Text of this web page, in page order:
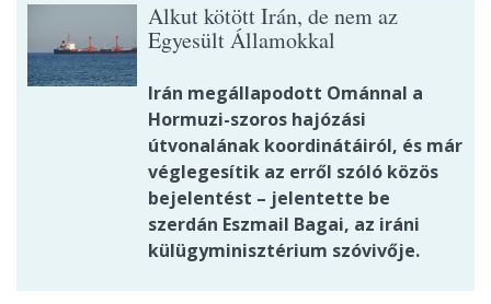
Alkut kötött Irán, de nem az
Egyesült Államokkal
Irán megállapodott Ománnal a
Hormuzi-szoros hajózási
útvonalának koordinátáiról, és már
véglegesítik az erről szóló közös
bejelentést – jelentette be
szerdán Eszmail Bagai, az iráni
külügyminisztérium szóvivője.